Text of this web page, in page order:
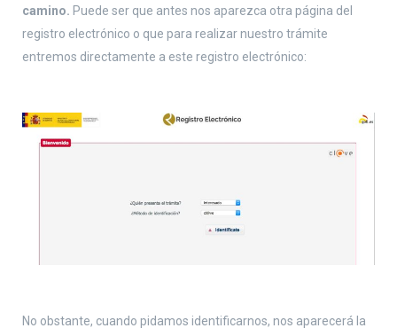
camino. Puede ser que antes nos aparezca otra página del
registro electrónico o que para realizar nuestro trámite
entremos directamente a este registro electrónico:
No obstante, cuando pidamos identificarnos, nos aparecerá la